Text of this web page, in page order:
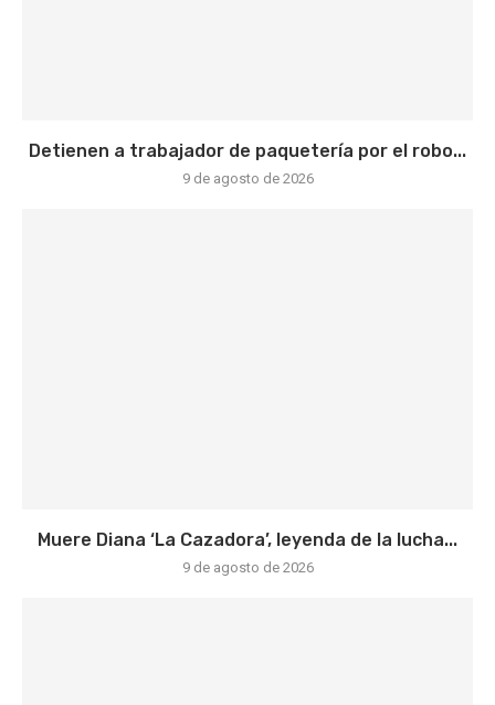
Detienen a trabajador de paquetería por el robo...
9 de agosto de 2026
Muere Diana ‘La Cazadora’, leyenda de la lucha...
9 de agosto de 2026